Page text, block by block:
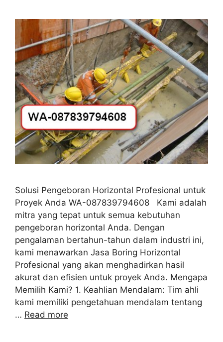
Solusi Pengeboran Horizontal Profesional untuk
Proyek Anda WA-087839794608 Kami adalah
mitra yang tepat untuk semua kebutuhan
pengeboran horizontal Anda. Dengan
pengalaman bertahun-tahun dalam industri ini,
kami menawarkan Jasa Boring Horizontal
Profesional yang akan menghadirkan hasil
akurat dan efisien untuk proyek Anda. Mengapa
Memilih Kami? 1. Keahlian Mendalam: Tim ahli
kami memiliki pengetahuan mendalam tentang
… Read more